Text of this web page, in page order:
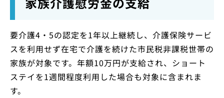
要介護4・5の認定を1年以上継続し、介護保険サービ
スを利用せず在宅で介護を続けた市民税非課税世帯の
家族が対象です。年額10万円が支給され、ショート
ステイを1週間程度利用した場合も対象に含まれま
す。